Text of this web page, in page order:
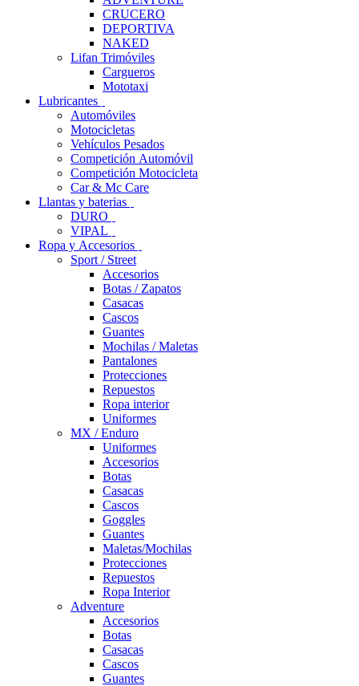
CRUCERO
DEPORTIVA
NAKED
Lifan Trimóviles
Cargueros
Mototaxi
Lubricantes
Automóviles
Motocicletas
Vehículos Pesados
Competición Automóvil
Competición Motocicleta
Car & Mc Care
Llantas y baterias
DURO
VIPAL
Ropa y Accesorios
Sport / Street
Accesorios
Botas / Zapatos
Casacas
Cascos
Guantes
Mochilas / Maletas
Pantalones
Protecciones
Repuestos
Ropa interior
Uniformes
MX / Enduro
Uniformes
Accesorios
Botas
Casacas
Cascos
Goggles
Guantes
Maletas/Mochilas
Protecciones
Repuestos
Ropa Interior
Adventure
Accesorios
Botas
Casacas
Cascos
Guantes